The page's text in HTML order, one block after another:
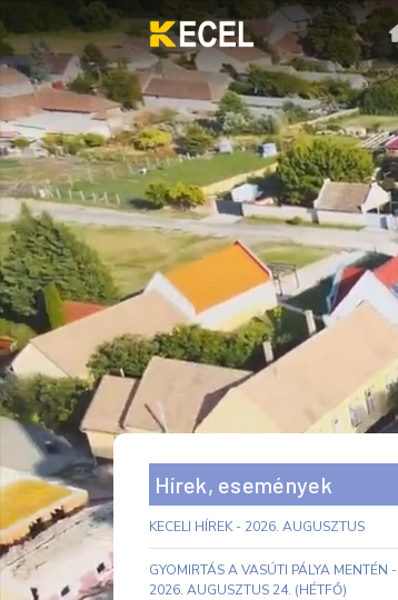
Hírek, események
KECELI HÍREK - 2026. AUGUSZTUS
GYOMIRTÁS A VASÚTI PÁLYA MENTÉN -
2026. AUGUSZTUS 24. (HÉTFŐ)